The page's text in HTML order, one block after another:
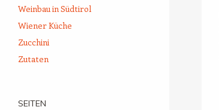
Weinbau in Südtirol
Wiener Küche
Zucchini
Zutaten
SEITEN